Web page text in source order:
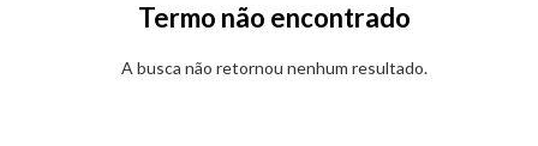
Termo não encontrado
A busca não retornou nenhum resultado.